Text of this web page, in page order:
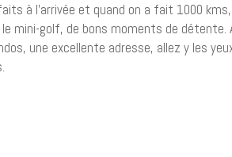
à l’arrivée et quand on a fait 1000
mini-golf, de bons moments de
une excellente adresse, allez y les